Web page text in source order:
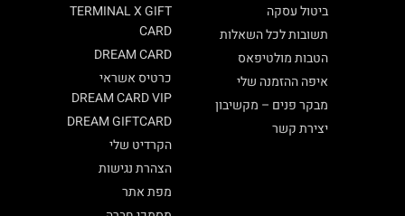
TERMINAL X GIFT
CARD
DREAM CARD
כרטיס אשראי
DREAM CARD VIP
DREAM GIFTCARD
הקרדיט שלי
הצהרת נגישות
מפת אתר
ביטול עסקה
תשובות לכל השאלות
הטבות מולטיפאס
איפה ההזמנה שלי
מבקר פנים – מקשיבון
יצירת קשר